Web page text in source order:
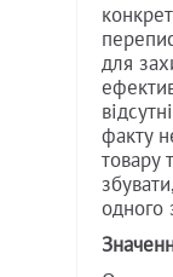
для
факту
товару
одного